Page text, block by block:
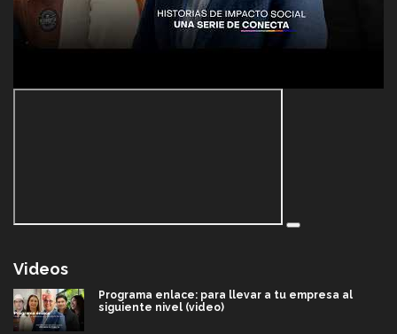
Videos
Programa enlace: para llevar a tu empresa al
siguiente nivel (video)